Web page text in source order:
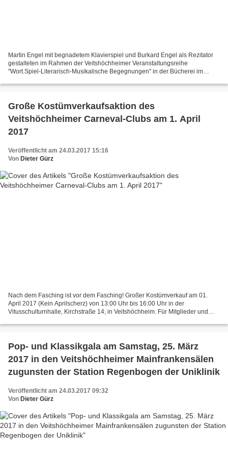
Martin Engel mit begnadetem Klavierspiel und Burkard Engel als Rezitator
gestalteten im Rahmen der Veitshöchheimer Veranstaltungsreihe
"Wort.Spiel-Literarisch-Musikalische Begegnungen" in der Bücherei im
Große Kostümverkaufsaktion des
Veitshöchheimer Carneval-Clubs am 1. April
2017
Veröffentlicht am 24.03.2017 15:16
Von Dieter Gürz
Nach dem Fasching ist vor dem Fasching! Großer Kostümverkauf am 01.
April 2017 (Kein Aprilscherz) von 13:00 Uhr bis 16:00 Uhr in der
Vitusschulturnhalle, Kirchstraße 14, in Veitshöchheim. Für Mitglieder und
Pop- und Klassikgala am Samstag, 25. März
2017 in den Veitshöchheimer Mainfrankensälen
zugunsten der Station Regenbogen der Uniklinik
Veröffentlicht am 24.03.2017 09:32
Von Dieter Gürz